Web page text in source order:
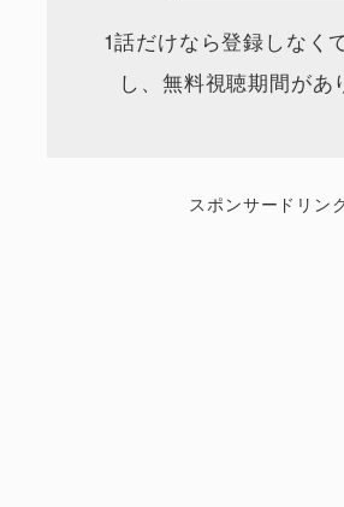
1話だけなら登録しなく
し、無料視聴期間があ
スポンサードリン